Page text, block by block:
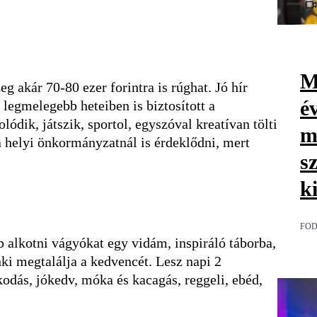
akár 70-80 ezer forintra is rúghat. Jó hír
heteiben is biztosított a
játszik, sportol, egyszóval kreatívan tölti
helyi önkormányzatnál is érdeklődni, mert
alkotni vágyókat egy vidám, inspiráló táborba,
megtalálja a kedvencét. Lesz napi 2
jókedv, móka és kacagás, reggeli, ebéd,